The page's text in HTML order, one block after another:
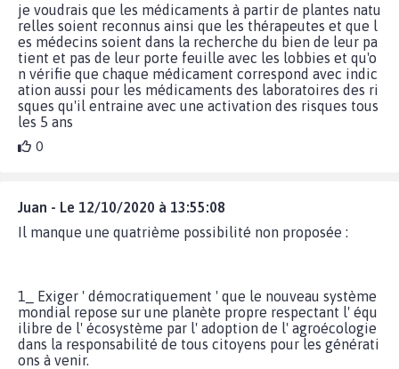
je voudrais que les médicaments à partir de plantes natu
relles soient reconnus ainsi que les thérapeutes et que l
es médecins soient dans la recherche du bien de leur pa
tient et pas de leur porte feuille avec les lobbies et qu'o
n vérifie que chaque médicament correspond avec indic
ation aussi pour les médicaments des laboratoires des ri
sques qu'il entraine avec une activation des risques tous
les 5 ans
0
Juan - Le 12/10/2020 à 13:55:08
Il manque une quatrième possibilité non proposée :
1_ Exiger ' démocratiquement ' que le nouveau système
mondial repose sur une planète propre respectant l' équ
ilibre de l' écosystème par l' adoption de l' agroécologie
dans la responsabilité de tous citoyens pour les générati
ons à venir.